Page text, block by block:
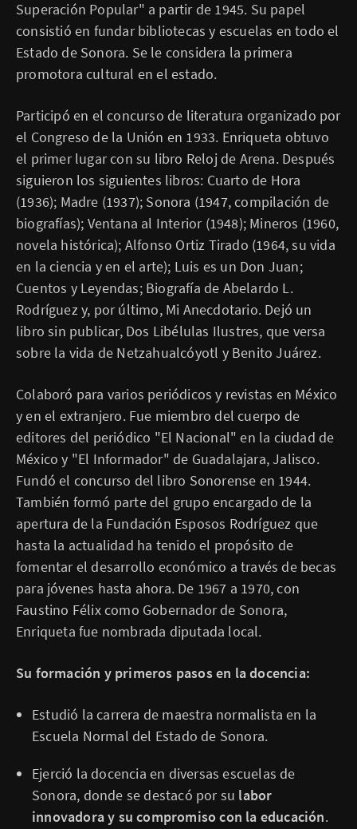
Superación Popular" a partir de 1945. Su papel
consistió en fundar bibliotecas y escuelas en todo el
Estado de Sonora. Se le considera la primera
promotora cultural en el estado.
Participó en el concurso de literatura organizado por
el Congreso de la Unión en 1933. Enriqueta obtuvo
el primer lugar con su libro Reloj de Arena. Después
siguieron los siguientes libros: Cuarto de Hora
(1936); Madre (1937); Sonora (1947, compilación de
biografías); Ventana al Interior (1948); Mineros (1960,
novela histórica); Alfonso Ortiz Tirado (1964, su vida
en la ciencia y en el arte); Luis es un Don Juan;
Cuentos y Leyendas; Biografía de Abelardo L.
Rodríguez y, por último, Mi Anecdotario. Dejó un
libro sin publicar, Dos Libélulas Ilustres, que versa
sobre la vida de Netzahualcóyotl y Benito Juárez.
Colaboró para varios periódicos y revistas en México
y en el extranjero. Fue miembro del cuerpo de
editores del periódico "El Nacional" en la ciudad de
México y "El Informador" de Guadalajara, Jalisco.
Fundó el concurso del libro Sonorense en 1944.
También formó parte del grupo encargado de la
apertura de la Fundación Esposos Rodríguez que
hasta la actualidad ha tenido el propósito de
fomentar el desarrollo económico a través de becas
para jóvenes hasta ahora. De 1967 a 1970, con
Faustino Félix como Gobernador de Sonora,
Enriqueta fue nombrada diputada local.
Su formación y primeros pasos en la docencia:
Estudió la carrera de maestra normalista en la
Escuela Normal del Estado de Sonora.
Ejerció la docencia en diversas escuelas de
Sonora, donde se destacó por su labor
innovadora y su compromiso con la educación.